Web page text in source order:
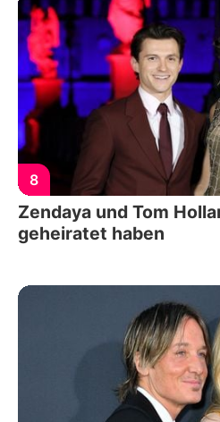
8
Zendaya und Tom
geheiratet haben